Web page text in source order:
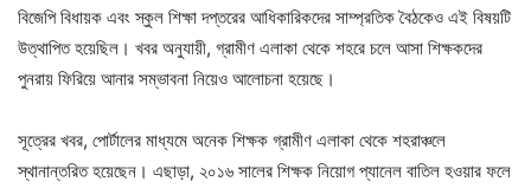
বিজেপি বিধায়ক এবং স্কুল শিক্ষা দপ্তরের আধিকারিকদের সাম্প্রতিক বৈঠকেও এই বিষয়টি
উত্থাপিত হয়েছিল। খবর অনুযায়ী, গ্রামীণ এলাকা থেকে শহরে চলে আসা শিক্ষকদের
পুনরায় ফিরিয়ে আনার সম্ভাবনা নিয়েও আলোচনা হয়েছে।
সূত্রের খবর, পোর্টালের মাধ্যমে অনেক শিক্ষক গ্রামীণ এলাকা থেকে শহরাঞ্চলে
স্থানান্তরিত হয়েছেন। এছাড়া, ২০১৬ সালের শিক্ষক নিয়োগ প্যানেল বাতিল হওয়ার ফলে